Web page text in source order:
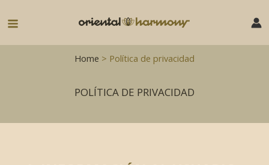
Main
Home > Política de privacidad
POLÍTICA DE PRIVACIDAD